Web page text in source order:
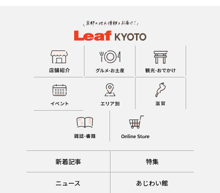
新着記事 特集
ニュース あじわい館